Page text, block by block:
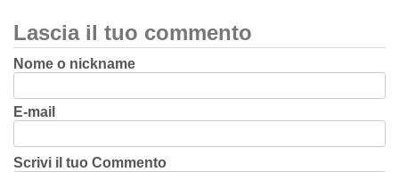
Lascia il tuo commento
Nome o nickname
E-mail
Scrivi il tuo Commento